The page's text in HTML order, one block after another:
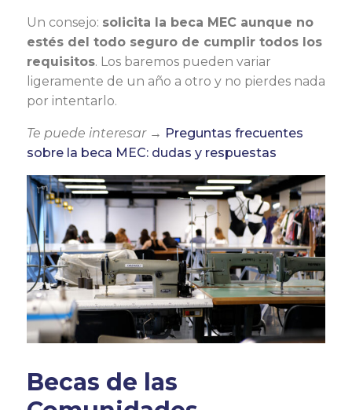
Un consejo: solicita la beca MEC aunque no
estés del todo seguro de cumplir todos los
requisitos. Los baremos pueden variar
ligeramente de un año a otro y no pierdes nada
por intentarlo.
Te puede interesar → Preguntas frecuentes
sobre la beca MEC: dudas y respuestas
Becas de las